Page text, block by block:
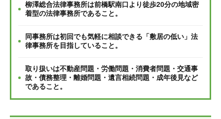
柳澤総合法律事務所は前橋駅南口より徒歩20分の地域密
着型の法律事務所であること。
同事務所は初回でも気軽に相談できる「敷居の低い」法
律事務所を目指していること。
取り扱いは不動産問題・労働問題・消費者問題・交通事
故・債務整理・離婚問題・遺言相続問題・成年後見など
であること。